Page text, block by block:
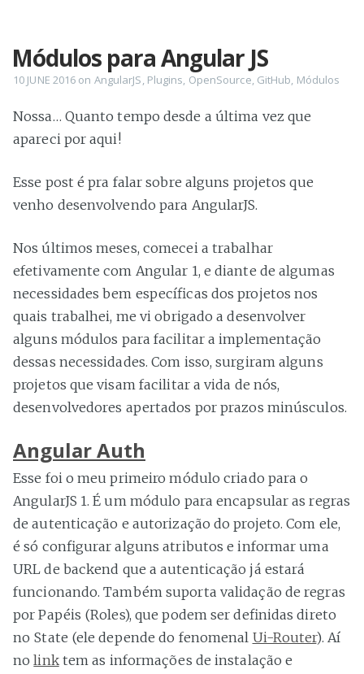
Módulos para Angular JS
10 JUNE 2016 on AngularJS, Plugins, OpenSource, GitHub, Módulos
Nossa…​ Quanto tempo desde a última vez que
apareci por aqui!
Esse post é pra falar sobre alguns projetos que
venho desenvolvendo para AngularJS.
Nos últimos meses, comecei a trabalhar
efetivamente com Angular 1, e diante de algumas
necessidades bem específicas dos projetos nos
quais trabalhei, me vi obrigado a desenvolver
alguns módulos para facilitar a implementação
dessas necessidades. Com isso, surgiram alguns
projetos que visam facilitar a vida de nós,
desenvolvedores apertados por prazos minúsculos.
Angular Auth
Esse foi o meu primeiro módulo criado para o
AngularJS 1. É um módulo para encapsular as regras
de autenticação e autorização do projeto. Com ele,
é só configurar alguns atributos e informar uma
URL de backend que a autenticação já estará
funcionando. Também suporta validação de regras
por Papéis (Roles), que podem ser definidas direto
no State (ele depende do fenomenal Ui-Router). Aí
nolinktem as informações de instalação e